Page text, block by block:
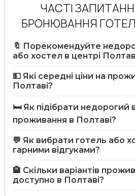
ЧАСТІ
БРОНЮВАННЯ
🔖 Порекомендуйте
або хостел в центрі
💵 Які середні ціни на
Полтаві?
🛏️ Як підібрати недорогий
проживання в Полтаві?
💬 Як вибрати готель або
гарними відгуками?
🏨 Скільки варіантів
доступно в Полтаві?